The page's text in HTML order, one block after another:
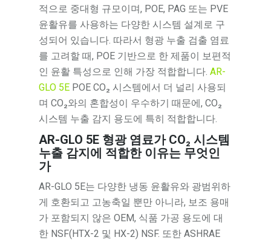
적으로 중대형 규모이며, POE, PAG 또는 PVE
윤활유를 사용하는 다양한 시스템 설계로 구
성되어 있습니다. 따라서 형광 누출 검출 염료
를 고려할 때, POE 기반으로 한 제품이 보편적
인 윤활 특성으로 인해 가장 적합합니다.AR-
GLO 5E POE CO₂ 시스템에서 더 널리 사용되
며 CO₂와의 혼합성이 우수하기 때문에, CO₂
시스템 누출 감지 용도에 특히 적합합니다.
AR-GLO 5E 형광 염료가 CO₂ 시스템
누출 감지에 적합한 이유는 무엇인
가
AR-GLO 5E는 다양한 냉동 윤활유와 광범위하
게 호환되고 고농축일 뿐만 아니라, 보조 용매
가 포함되지 않은 OEM, 식품 가공 용도에 대
한 NSF(HTX-2 및 HX-2) NSF. 또한 ASHRAE